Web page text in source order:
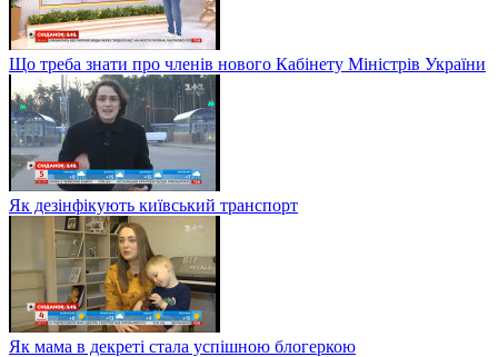
Що треба знати про членів нового Кабінету Міністрів України
Як дезінфікують київський транспорт
Як мама в декреті стала успішною блогеркою